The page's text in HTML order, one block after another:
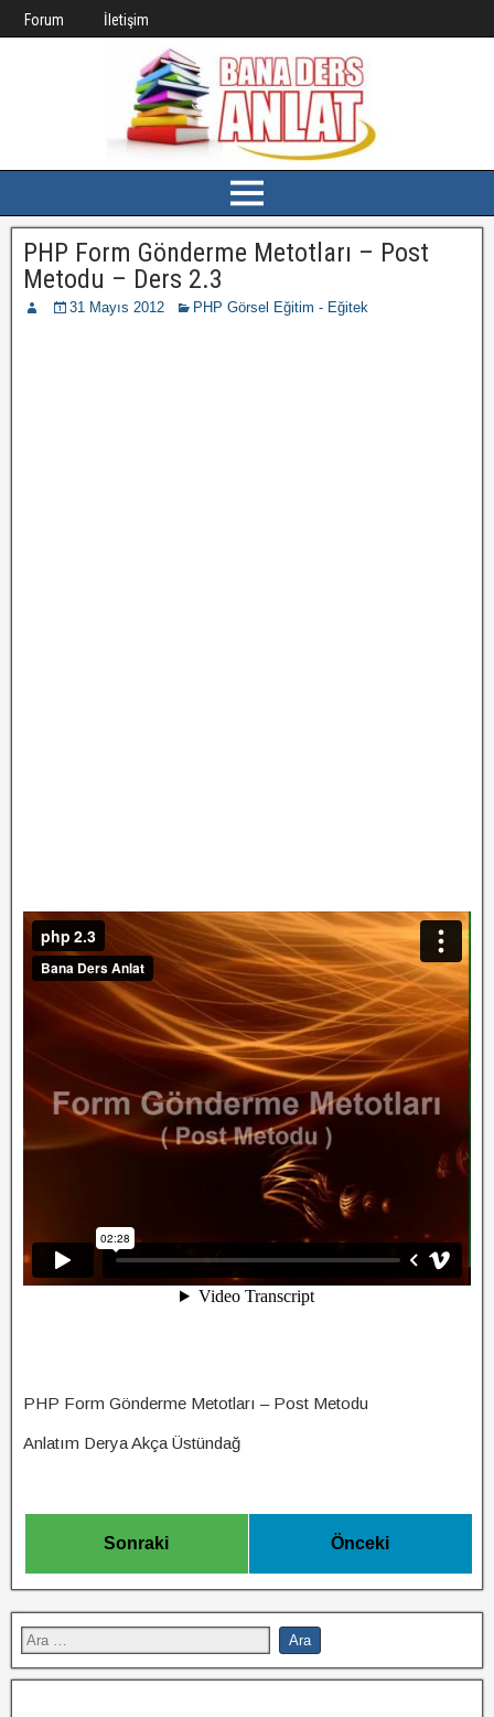
Forum İletişim
PHP Form Gönderme Metotları – Post
Metodu – Ders 2.3
31 Mayıs 2012 PHP Görsel Eğitim - Eğitek
PHP Form Gönderme Metotları – Post Metodu
Anlatım Derya Akça Üstündağ
Sonraki Önceki